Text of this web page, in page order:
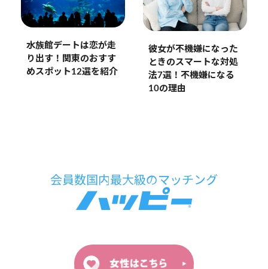
水族館デートは恋が走
り出す！関東のおすす
めスポット12選を紹介
彼女が不機嫌になった
ときのスマートな対処
法7選！不機嫌になる
10の理由